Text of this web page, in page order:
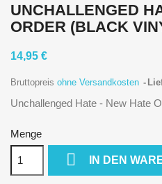
UNCHALLENGED
ORDER (BLACK
14,95 €
Bruttopreis ohne Versandkosten
Unchallenged Hate - New Hate
Menge
 IN DEN